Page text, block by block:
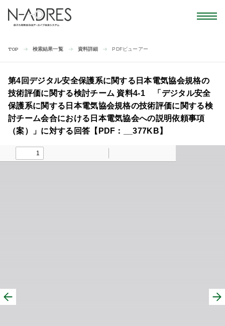
TOP 検索結果一覧 資料詳細 PDFビューアー
第4回デジタル安全保護系に関する日本電気協会規格の
技術評価に関する検討チーム 資料4-1 「デジタル安全
保護系に関する日本電気協会規格の技術評価に関する検
討チーム会合における日本電気協会への説明依頼事項
（案）」に対する回答【PDF：__377KB】